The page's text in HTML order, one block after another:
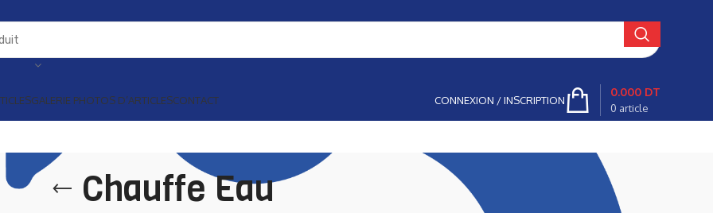
GALERIE PHOTOS D’ARTICLESCONTACT CONNEXION / INSCRIPTION
0 article
0.000 DT
Chauffe Eau